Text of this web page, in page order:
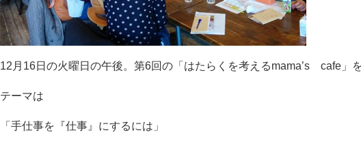
12月16日の火曜日の午後。第6回の「はたらくを考えるmama’s cafe」を
テーマは
「手仕事を『仕事』にするには」